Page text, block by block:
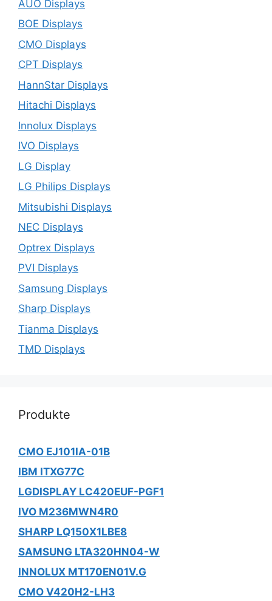
AUO Displays
BOE Displays
CMO Displays
CPT Displays
HannStar Displays
Hitachi Displays
Innolux Displays
IVO Displays
LG Display
LG Philips Displays
Mitsubishi Displays
NEC Displays
Optrex Displays
PVI Displays
Samsung Displays
Sharp Displays
Tianma Displays
TMD Displays
Produkte
CMO EJ101IA-01B
IBM ITXG77C
LGDISPLAY LC420EUF-PGF1
IVO M236MWN4R0
SHARP LQ150X1LBE8
SAMSUNG LTA320HN04-W
INNOLUX MT170EN01V.G
CMO V420H2-LH3